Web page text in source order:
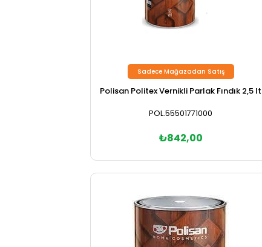
Polisan Politex Vernikli Parlak Fındık 2,5 lt
POL.55501771000
₺842,00
Sadece Mağazadan Satış